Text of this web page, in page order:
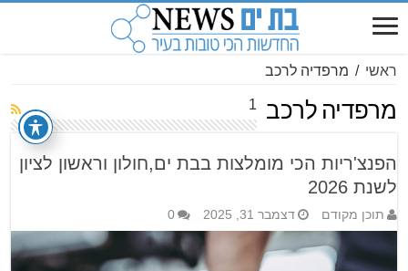
ראשי / מרפדיה לרכב
1 מרפדיה לרכב
הפנצ'ריות הכי מומלצות בבת ים,חולון וראשון לציון
לשנת 2026
תוכן מקודם דצמבר 31, 2025 0